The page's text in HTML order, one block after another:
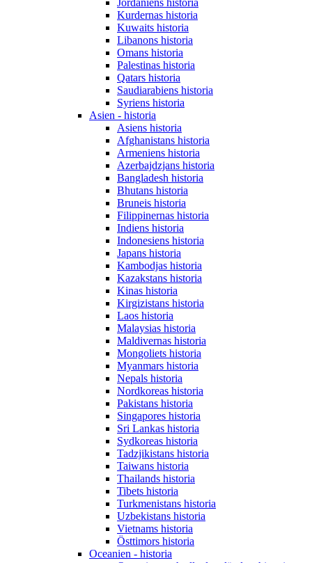
Kurdernas historia
Kuwaits historia
Libanons historia
Omans historia
Palestinas historia
Qatars historia
Saudiarabiens historia
Syriens historia
Asien - historia
Asiens historia
Afghanistans historia
Armeniens historia
Azerbajdzjans historia
Bangladesh historia
Bhutans historia
Bruneis historia
Filippinernas historia
Indiens historia
Indonesiens historia
Japans historia
Kambodjas historia
Kazakstans historia
Kinas historia
Kirgizistans historia
Laos historia
Malaysias historia
Maldivernas historia
Mongoliets historia
Myanmars historia
Nepals historia
Nordkoreas historia
Pakistans historia
Singapores historia
Sri Lankas historia
Sydkoreas historia
Tadzjikistans historia
Taiwans historia
Thailands historia
Tibets historia
Turkmenistans historia
Uzbekistans historia
Vietnams historia
Östtimors historia
Oceanien - historia